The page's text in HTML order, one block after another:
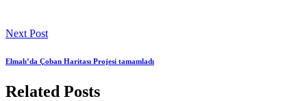
Next Post
Elmalı’da Çoban Haritası Projesi tamamladı
Related Posts